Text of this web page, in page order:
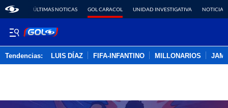
ÚLTIMAS NOTICAS GOL CARACOL UNIDAD INVESTIGATIVA NOTICIAS
Tendencias: LUIS DÍAZ FIFA-INFANTINO MILLONARIOS